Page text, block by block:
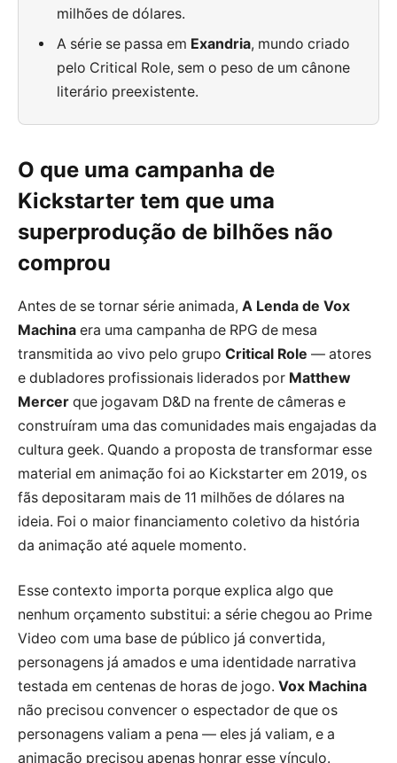
milhões de dólares.
A série se passa em Exandria, mundo criado
pelo Critical Role, sem o peso de um cânone
literário preexistente.
O que uma campanha de
Kickstarter tem que uma
superprodução de bilhões não
comprou
Antes de se tornar série animada, A Lenda de Vox
Machina era uma campanha de RPG de mesa
transmitida ao vivo pelo grupo Critical Role — atores
e dubladores profissionais liderados por Matthew
Mercer que jogavam D&D na frente de câmeras e
construíram uma das comunidades mais engajadas da
cultura geek. Quando a proposta de transformar esse
material em animação foi ao Kickstarter em 2019, os
fãs depositaram mais de 11 milhões de dólares na
ideia. Foi o maior financiamento coletivo da história
da animação até aquele momento.
Esse contexto importa porque explica algo que
nenhum orçamento substitui: a série chegou ao Prime
Video com uma base de público já convertida,
personagens já amados e uma identidade narrativa
testada em centenas de horas de jogo. Vox Machina
não precisou convencer o espectador de que os
personagens valiam a pena — eles já valiam, e a
animação precisou apenas honrar esse vínculo.